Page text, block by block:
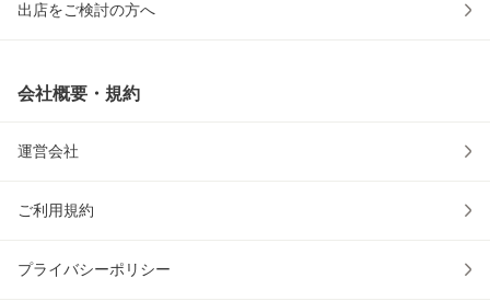
出店をご検討の方へ
会社概要・規約
運営会社
ご利用規約
プライバシーポリシー